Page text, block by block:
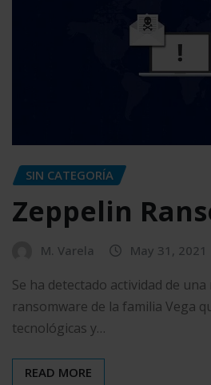
SIN CATEGORÍA
Zeppelin
M. Varela May 31, 2021
Se ha detectado actividad de
ransomware de la familia Vega
tecnológicas y…
READ MORE